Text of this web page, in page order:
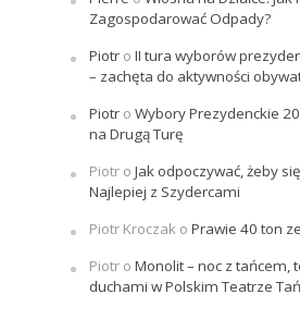
Zagospodarować Odpady?
Piotro II tura wyborów
– zachęta do aktywności
Piotro Wybory Prezydenckie
na Drugą Turę
Piotro Jak odpoczywać, żeby
Najlepiej z Szydercami
Piotr Kroczako Prawie 40 ton
Piotro Monolit – noc z tańcem,
duchami w Polskim Teatrze